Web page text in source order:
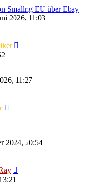
Smallrig EU über Ebay
2026, 11:03
11:27
2024, 20:54